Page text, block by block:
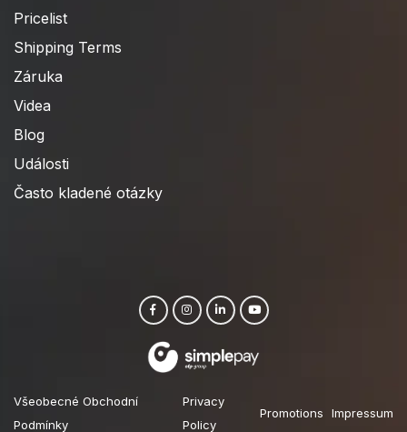
Pricelist
Shipping Terms
Záruka
Videa
Blog
Události
Často kladené otázky
Všeobecné Obchodní
Podmínky
Privacy
Policy
Promotions Impressum